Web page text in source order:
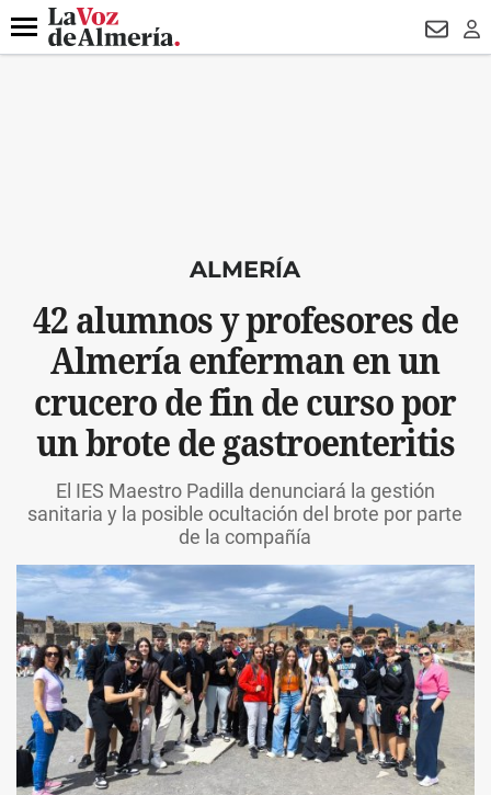
DESTACADO CONDENADOS
Menú
ALMERÍA
42 alumnos y profesores de
Almería enferman en un
crucero de fin de curso por
un brote de gastroenteritis
El IES Maestro Padilla denunciará la gestión
sanitaria y la posible ocultación del brote por parte
de la compañía